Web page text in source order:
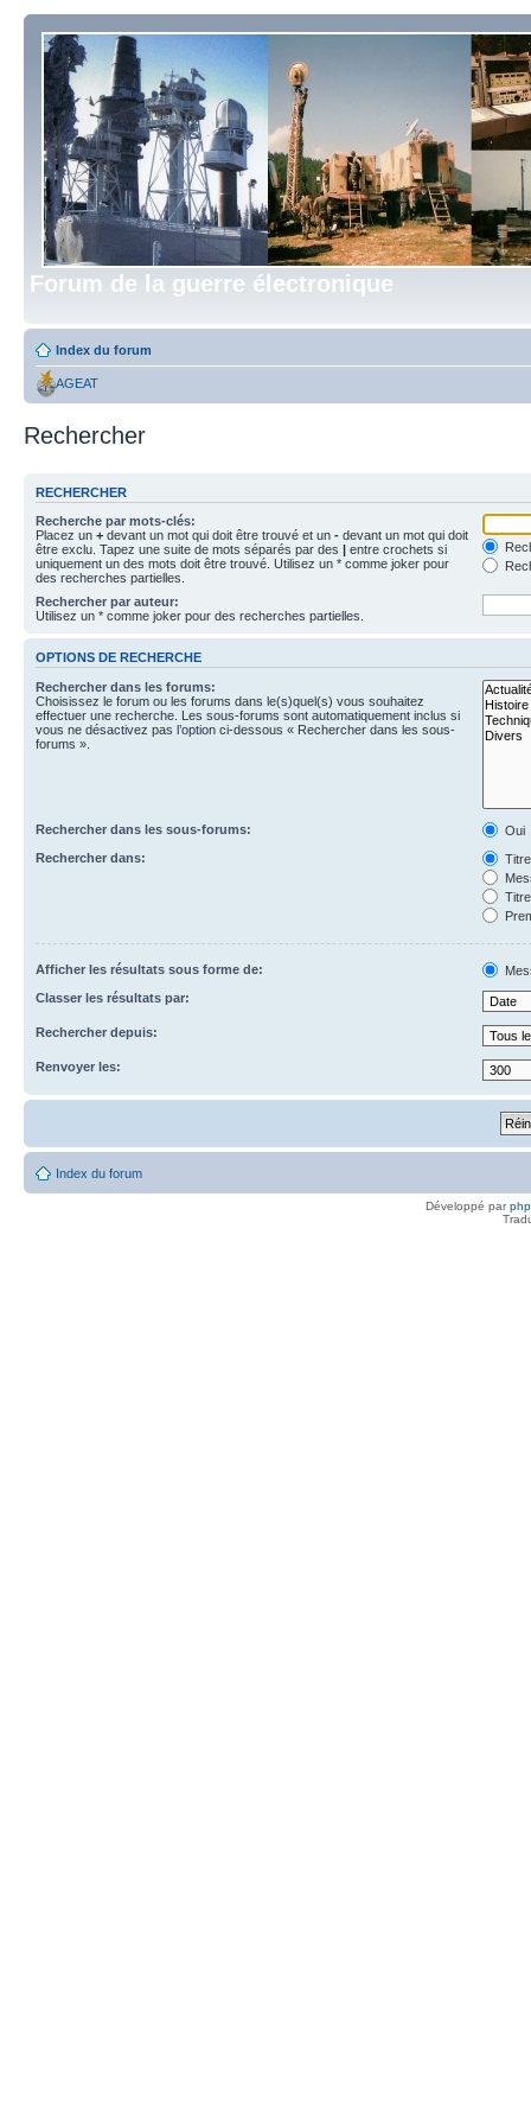
Forum de la guerre électronique
Index du forum
AGEAT
Rechercher
RECHERCHER
Recherche par mots-clés:
Placez un + devant un mot qui doit être trouvé et un - devant un mot qui doit
être exclu. Tapez une suite de mots séparés par des | entre crochets si
uniquement un des mots doit être trouvé. Utilisez un * comme joker pour
des recherches partielles.
Rechercher par auteur:
Utilisez un * comme joker pour des recherches partielles.
OPTIONS DE RECHERCHE
Rechercher dans les forums:
Choisissez le forum ou les forums dans le(s)quel(s) vous souhaitez
effectuer une recherche. Les sous-forums sont automatiquement inclus si
vous ne désactivez pas l’option ci-dessous « Rechercher dans les sous-
forums ».
Rechercher dans les sous-forums:
Oui
Rechercher dans:
Afficher les résultats sous forme de:
Classer les résultats par:
Rechercher depuis:
Renvoyer les:
Index du forum
Développé par